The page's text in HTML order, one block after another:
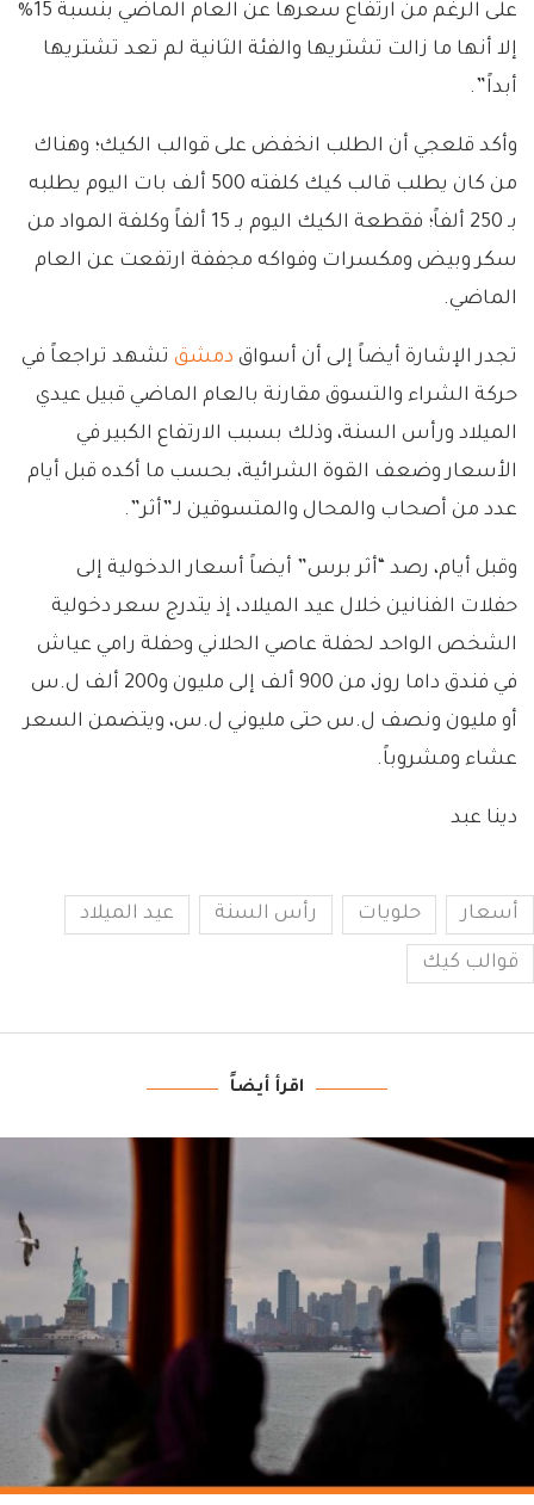
على الرغم من ارتفاع سعرها عن العام الماضي بنسبة 15%
إلا أنها ما زالت تشتريها والفئة الثانية لم تعد تشتريها
أبداً”.
وأكد قلعجي أن الطلب انخفض على قوالب الكيك؛ وهناك
من كان يطلب قالب كيك كلفته 500 ألف بات اليوم يطلبه
بـ 250 ألفاً؛ فقطعة الكيك اليوم بـ 15 ألفاً وكلفة المواد من
سكر وبيض ومكسرات وفواكه مجففة ارتفعت عن العام
الماضي.
تجدر الإشارة أيضاً إلى أن أسواق دمشق تشهد تراجعاً في
حركة الشراء والتسوق مقارنة بالعام الماضي قبيل عيدي
الميلاد ورأس السنة، وذلك بسبب الارتفاع الكبير في
الأسعار وضعف القوة الشرائية، بحسب ما أكده قبل أيام
عدد من أصحاب والمحال والمتسوقين لـ”أثر”.
وقبل أيام، رصد “أثر برس” أيضاً أسعار الدخولية إلى
حفلات الفنانين خلال عيد الميلاد، إذ يتدرج سعر دخولية
الشخص الواحد لحفلة عاصي الحلاني وحفلة رامي عياش
في فندق داما روز، من 900 ألف إلى مليون و200 ألف ل.س
أو مليون ونصف ل.س حتى مليوني ل.س، ويتضمن السعر
عشاء ومشروباً.
دينا عبد
أسعار حلويات رأس السنة عيد الميلاد
قوالب كيك
اقرأ أيضاً